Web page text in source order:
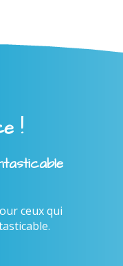
!
ceux qui